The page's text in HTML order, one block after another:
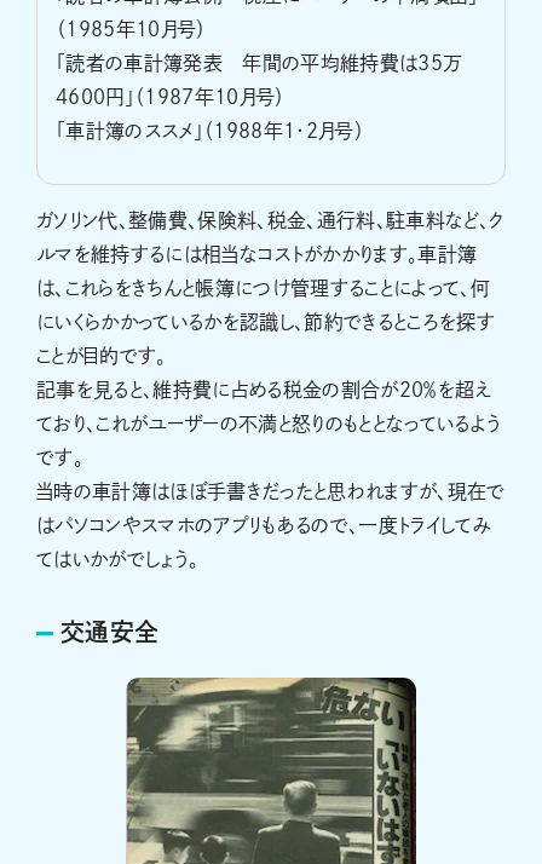
（1985年10月号）
「読者の車計簿発表 年間の平均維持費は35万
4600円」（1987年10月号）
「車計簿のススメ」（1988年1・2月号）
ガソリン代、整備費、保険料、税金、通行料、駐車料など、ク
ルマを維持するには相当なコストがかかります。車計簿
は、これらをきちんと帳簿につけ管理することによって、何
にいくらかかっているかを認識し、節約できるところを探す
ことが目的です。
記事を見ると、維持費に占める税金の割合が20％を超え
ており、これがユーザーの不満と怒りのもととなっているよう
です。
当時の車計簿はほぼ手書きだったと思われますが、現在で
はパソコンやスマホのアプリもあるので、一度トライしてみ
てはいかがでしょう。
交通安全